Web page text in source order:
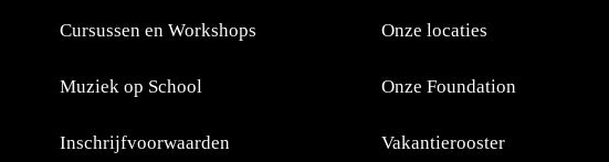
Cursussen en Workshops
Muziek op School
Inschrijfvoorwaarden
Onze locaties
Onze Foundation
Vakantierooster